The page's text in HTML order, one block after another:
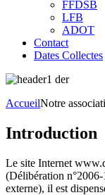
FFDSB
LFB
ADOT
Contact
Dates Collectes
AccueilNotre
Introduction
Le site Internet
(Délibération
externe), il est